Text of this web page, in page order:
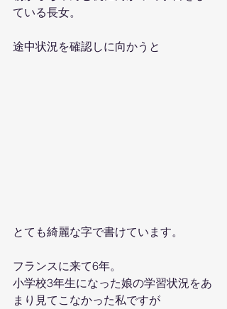
ている長女。
途中状況を確認しに向かうと
とても綺麗な字で書けています。
フランスに来て6年。
小学校3年生になった娘の学習状況をあ
まり見てこなかった私ですが